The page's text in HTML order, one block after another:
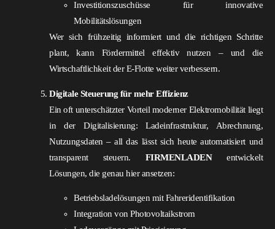
Investitionszuschüsse für innovative
Mobilitätslösungen
Wer sich frühzeitig informiert und die richtigen Schritte
plant, kann Fördermittel effektiv nutzen – und die
Wirtschaftlichkeit der E-Flotte weiter verbessern.
Digitale Steuerung für mehr Effizienz
Ein oft unterschätzter Vorteil moderner Elektromobilität liegt
in der Digitalisierung: Ladeinfrastruktur, Abrechnung,
Nutzungsdaten – all das lässt sich heute automatisiert und
transparent steuern. FIRMENLADENentwickelt
Lösungen, die genau hier ansetzen:
Betriebsladelösungen mit Fahreridentifikation
Integration von Photovoltaikstrom